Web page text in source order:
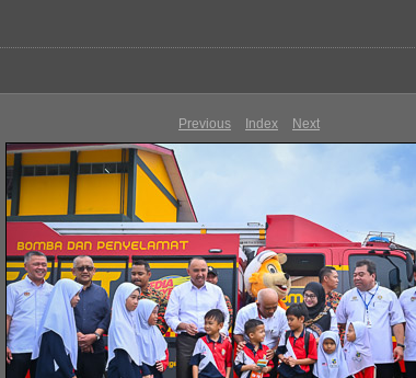
Previous Index Next